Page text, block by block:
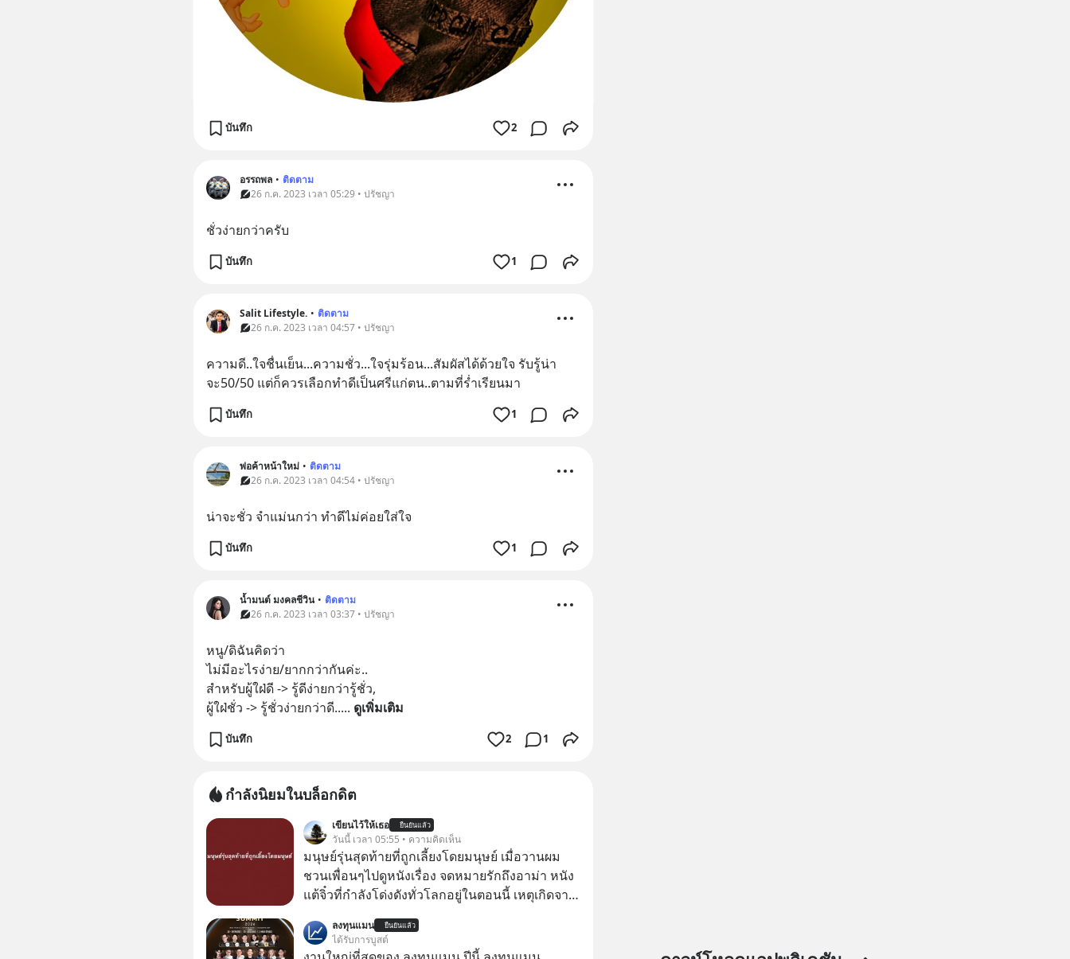
บันทึก 2
อรรถพล • ติดตาม
26 ก.ค. 2023 เวลา 05:29 • ปรัชญา
ชั่วง่ายกว่าครับ
บันทึก 1
Salit Lifestyle. • ติดตาม
26 ก.ค. 2023 เวลา 04:57 • ปรัชญา
ความดี..ใจชื่นเย็น...ความชั่ว...ใจรุ่มร้อน...สัมผัสได้ด้วยใจ รับรู้น่า
จะ50/50 แต่ก็ควรเลือกทำดีเป็นศรีแก่ตน..ตามที่ร่ำเรียนมา
บันทึก 1
พ่อค้าหน้าใหม่ • ติดตาม
26 ก.ค. 2023 เวลา 04:54 • ปรัชญา
น่าจะชั่ว จำแม่นกว่า ทำดีไม่ค่อยใส่ใจ
บันทึก 1
น้ำมนต์ มงคลชีวิน • ติดตาม
26 ก.ค. 2023 เวลา 03:37 • ปรัชญา
หนู/ดิฉันคิดว่า
ไม่มีอะไรง่าย/ยากกว่ากันค่ะ..
สำหรับผู้ใฝ่ดี -> รู้ดีง่ายกว่ารู้ชั่ว,
ผู้ใฝ่ชั่ว -> รู้ชั่วง่ายกว่าดี..... ดูเพิ่มเติม
บันทึก 2 1
กำลังนิยมในบล็อกดิต
เขียนไว้ให้เธอ ยืนยันแล้ว
วันนี้ เวลา 05:55 • ความคิดเห็น
มนุษย์รุ่นสุดท้ายที่ถูกเลี้ยงโดยมนุษย์ เมื่อวานผม
ชวนเพื่อนๆไปดูหนังเรื่อง จดหมายรักถึงอาม่า หนัง
แต้จิ๋วที่กำลังโด่งดังทั่วโลกอยู่ในตอนนี้ เหตุเกิดจาก
อยากดูมาก ด้วยเพราะว่าอากงก็มาจากเมืองจีน ป๊า
ก็พูดแต้จิ๋วได้ มีเรื่องราวมีความผูกพันที่ได้ยินตั้งแต่
ลงทุนแมน ยืนยันแล้ว
ได้รับการบูสต์